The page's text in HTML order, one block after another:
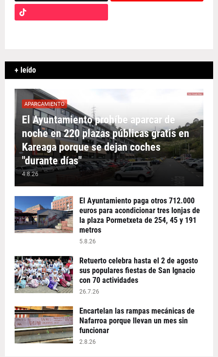
+ leído
APARCAMIENTO
El Ayuntamiento prohíbe aparcar de
noche en 220 plazas públicas gratis en
Kareaga porque se dejan coches
"durante días"
4.8.26
El Ayuntamiento paga otros 712.000
euros para acondicionar tres lonjas de
la plaza Pormetxeta de 254, 45 y 191
metros
5.8.26
Retuerto celebra hasta el 2 de agosto
sus populares fiestas de San Ignacio
con 70 actividades
26.7.26
Encartelan las rampas mecánicas de
Nafarroa porque llevan un mes sin
funcionar
2.8.26